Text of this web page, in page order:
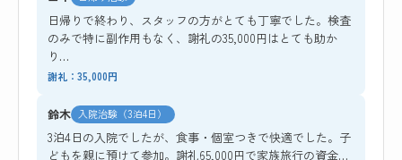
日帰りで終わり、スタッフの方がとても丁寧でした。検査
のみで特に副作用もなく、謝礼の35,000円はとても助か
り…
謝礼：35,000円
鈴木 入院治験（3泊4日）
3泊4日の入院でしたが、食事・個室つきで快適でした。子
どもを親に預けて参加。謝礼65,000円で家族旅行の資金…